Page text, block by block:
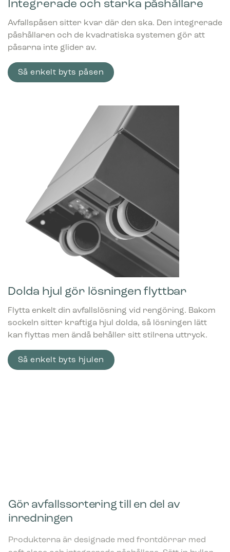
Integrerade och starka påshållare
Avfallspåsen sitter kvar där den ska. Den integrerade
påshållaren och de kvadratiska systemen gör att
påsarna inte glider av.
Så enkelt byts påsen
Dolda hjul gör lösningen flyttbar
Flytta enkelt din avfallslösning vid rengöring. Bakom
sockeln sitter kraftiga hjul dolda, så lösningen lätt
kan flyttas men ändå behåller sitt stilrena uttryck.
Så enkelt byts hjulen
Gör avfallssortering till en del av
inredningen
Produkterna är designade med frontdörrar med